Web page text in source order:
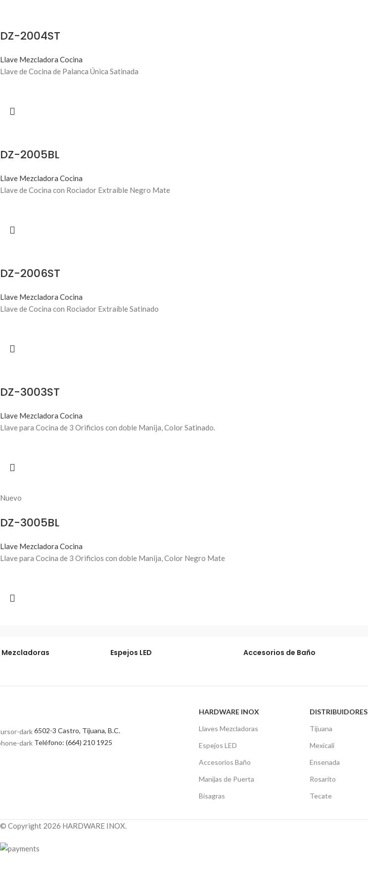
DZ-2004ST
Llave Mezcladora Cocina
Llave de Cocina de Palanca Única Satinada
DZ-2005BL
Llave Mezcladora Cocina
Llave de Cocina con Rociador Extraíble Negro Mate
DZ-2006ST
Llave Mezcladora Cocina
Llave de Cocina con Rociador Extraíble Satinado
DZ-3003ST
Llave Mezcladora Cocina
Llave para Cocina de 3 Orificios con doble Manija, Color Satinado.
Nuevo
DZ-3005BL
Llave Mezcladora Cocina
Llave para Cocina de 3 Orificios con doble Manija, Color Negro Mate
Mezcladoras Espejos LED Accesorios de Baño
6502-3 Castro, Tijuana, B.C.
Teléfono: (664) 210 1925
HARDWARE INOX
Llaves Mezcladoras
Espejos LED
Accesorios Baño
Manijas de Puerta
Bisagras
DISTRIBUIDORES
Tijuana
Mexicali
Ensenada
Rosarito
Tecate
© Copyright 2026 HARDWARE INOX.